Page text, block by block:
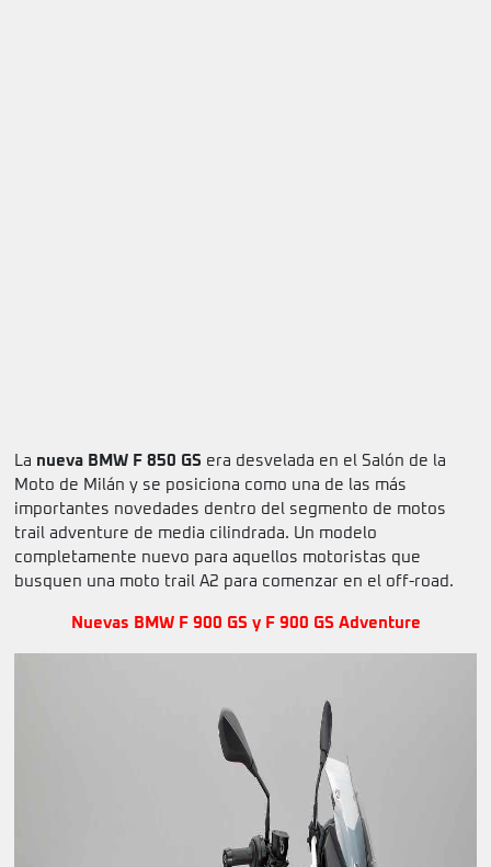
La nueva BMW F 850 GS era desvelada en el Salón de la
Moto de Milán y se posiciona como una de las más
importantes novedades dentro del segmento de motos
trail adventure de media cilindrada. Un modelo
completamente nuevo para aquellos motoristas que
busquen una moto trail A2 para comenzar en el off-road.
Nuevas BMW F 900 GS y F 900 GS Adventure